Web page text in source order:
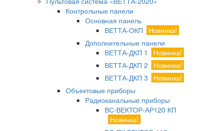
Контрольные панели
Основная панель
ВЕТТА-ОКП
Новинка!
Дополнительные панели
ВЕТТА-ДКП 1
Новинка!
ВЕТТА-ДКП 2
Новинка!
ВЕТТА-ДКП 3
Новинка!
Объектовые приборы
Радиоканальные приборы
ВС-ВЕКТОР-АР120 КП
Новинка!